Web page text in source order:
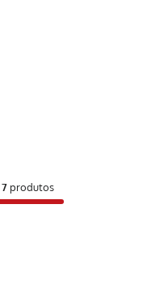
7 produtos